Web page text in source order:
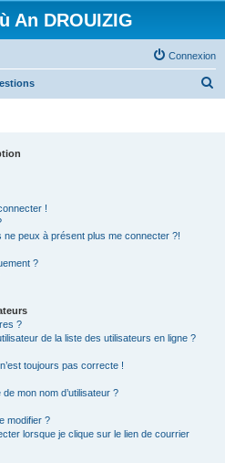
An DROUIZIG
Connexion
!
ne peux à présent plus me connecter ?!
?
?
de la liste des utilisateurs en ligne ?
toujours pas correcte !
mon nom d’utilisateur ?
modifier ?
lorsque je clique sur le lien de courrier